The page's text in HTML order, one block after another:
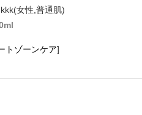
女性,普通肌)
トゾーンケア]